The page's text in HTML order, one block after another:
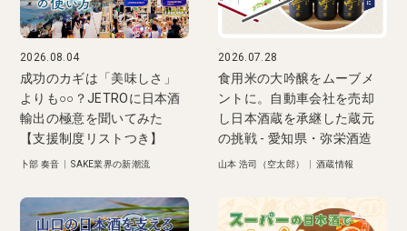
2026.08.04
成功のカギは「美味しさ」
よりも○○？JETROに日本酒
輸出の極意を聞いてみた
【支援制度リストつき】
卜部 奏音 |SAKE業界の新潮流
2026.07.28
食用米の大吟醸をムーブメ
ントに。自動車会社を売却
し日本酒蔵を承継した蔵元
の挑戦 - 愛知県・弥栄酒造
山本 浩司（空太郎） 酒蔵情報